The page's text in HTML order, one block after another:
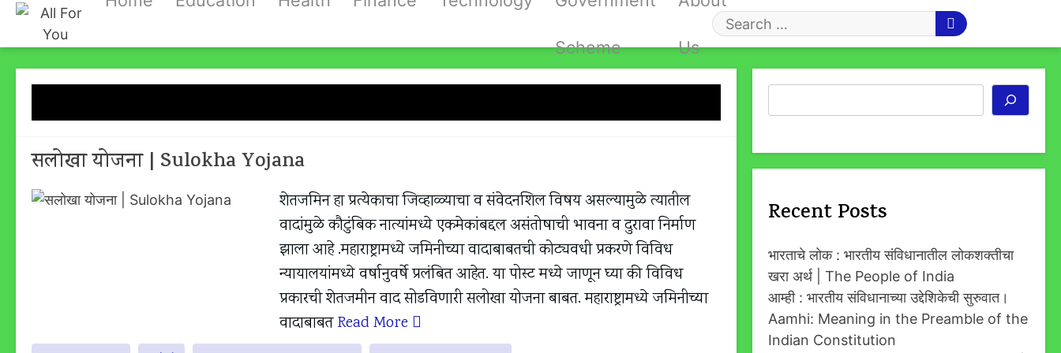
Skip
content
Scheme Us
Search
सलोखा योजना | Sulokha Yojana
शेतजमिन हा प्रत्येकाचा जिव्हाळ्याचा व संवेदनशिल विषय असल्यामुळे त्यातील
वादांमुळे कौटुंबिक नात्यांमध्ये एकमेकांबद्दल असंतोषाची भावना व दुरावा निर्माण
झाला आहे .महाराष्ट्रामध्ये जमिनीच्या वादाबाबतची कोट्यवधी प्रकरणे विविध
न्यायालयांमध्ये वर्षानुवर्षे प्रलंबित आहेत. या पोस्ट मध्ये जाणून घ्या की विविध
प्रकारची शेतजमीन वाद सोडविणारी सलोखा योजना बाबत. महाराष्ट्रामध्ये जमिनीच्या
वादाबाबतRead More
Recent Posts
भारताचे लोक : भारतीय संविधानातील लोकशक्तीचा
खरा अर्थ | The People of India
आम्ही : भारतीय संविधानाच्या उद्देशिकेची सुरुवात।
Aamhi: Meaning in the Preamble of the
Indian Constitution